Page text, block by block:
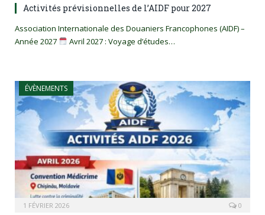
Activités prévisionnelles de l’AIDF pour 2027
Association Internationale des Douaniers Francophones (AIDF) –
Année 2027
Avril 2027 : Voyage d’études…
ÉVÈNEMENTS
1 FÉVRIER 2026 0